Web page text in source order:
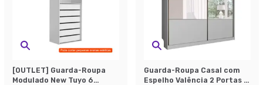
[OUTLET] Guarda-Roupa
Modulado New Tuyo 6
Guarda-Roupa Casal com
Espelho Valência 2 Portas 6